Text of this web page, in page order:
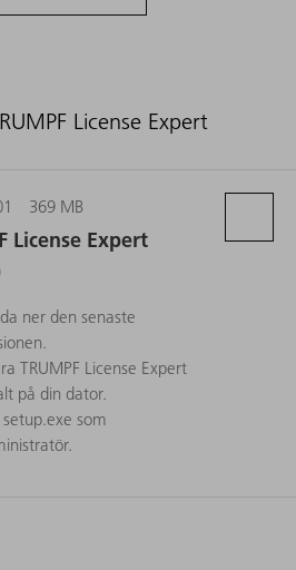
License Expert
369 MB
License Expert
ner den senaste
TRUMPF License Expert
på din dator.
setup.exe som